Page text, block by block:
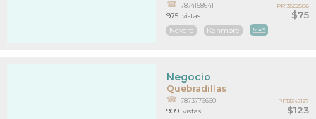
$75
7874158641
Nevera Kenmore MAS
975 vistas
PR13562586
Quebradillas
$123
Negocio
7873776660
909 vistas
PR13342157